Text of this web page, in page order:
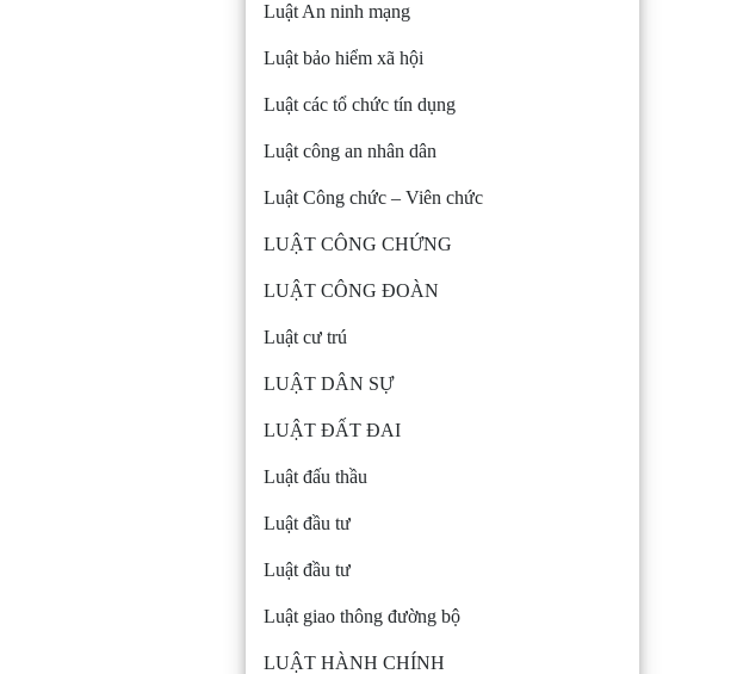
Luật An ninh mạng
Luật bảo hiểm xã hội
Luật các tổ chức tín dụng
Luật công an nhân dân
Luật Công chức – Viên chức
LUẬT CÔNG CHỨNG
LUẬT CÔNG ĐOÀN
Luật cư trú
LUẬT DÂN SỰ
LUẬT ĐẤT ĐAI
Luật đấu thầu
Luật đầu tư
Luật đầu tư
Luật giao thông đường bộ
LUẬT HÀNH CHÍNH